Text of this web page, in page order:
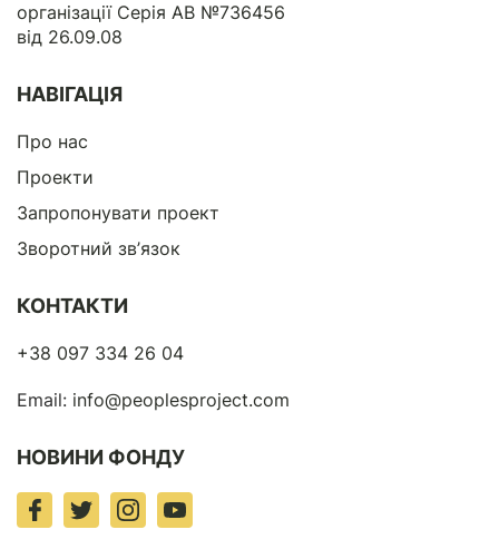
організації Серія АВ №736456
від 26.09.08
НАВІГАЦІЯ
Про нас
Проекти
Запропонувати проект
Зворотний зв’язок
КОНТАКТИ
+38 097 334 26 04
Email: info@peoplesproject.com
НОВИНИ ФОНДУ